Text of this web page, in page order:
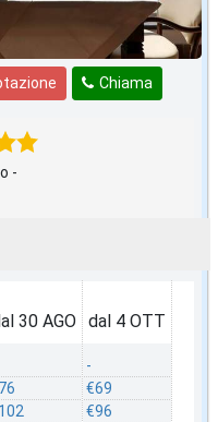
Chiama
-
30 AGO dal 4 OTT
-
€69
€96